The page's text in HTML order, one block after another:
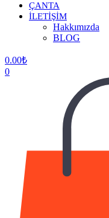
ÇANTA
İLETİŞİM
Hakkımızda
BLOG
0.00₺
0